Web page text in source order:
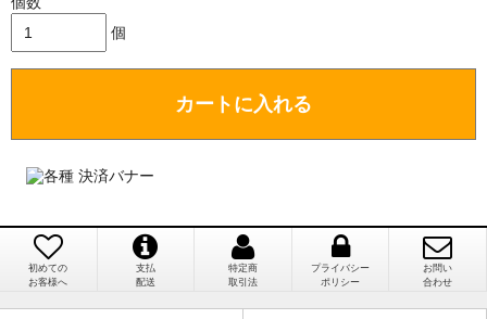
（稀に、通関手続き等に時間がかかり、納期が遅れる
ます。）
注文のキャンセルは可能ですか？
お取り寄せ商品となっておりますため、仕入先へ発
個人情報の漏洩は大丈夫でしょうか？
き、対応に誠実さを感じました」
個
カートに入れる
初めての
お客様へ
支払
配送
特定商
取引法
プライバシー
ポリシー
お問い
合わせ